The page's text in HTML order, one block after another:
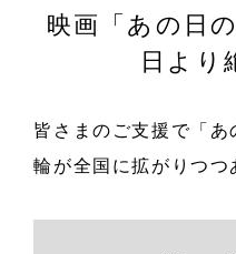
映画「あの日
日より
皆さまのご支援で「
輪が全国に拡がりつつ